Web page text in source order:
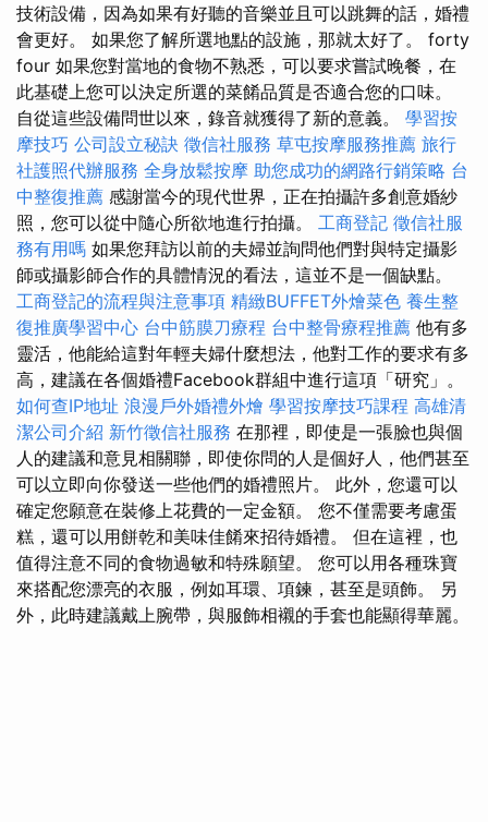
技術設備，因為如果有好聽的音樂並且可以跳舞的話，婚禮
會更好。 如果您了解所選地點的設施，那就太好了。 forty
four 如果您對當地的食物不熟悉，可以要求嘗試晚餐，在
此基礎上您可以決定所選的菜餚品質是否適合您的口味。
自從這些設備問世以來，錄音就獲得了新的意義。 學習按
摩技巧 公司設立秘訣 徵信社服務 草屯按摩服務推薦 旅行
社護照代辦服務 全身放鬆按摩 助您成功的網路行銷策略 台
中整復推薦 感謝當今的現代世界，正在拍攝許多創意婚紗
照，您可以從中隨心所欲地進行拍攝。 工商登記 徵信社服
務有用嗎 如果您拜訪以前的夫婦並詢問他們對與特定攝影
師或攝影師合作的具體情況的看法，這並不是一個缺點。
工商登記的流程與注意事項 精緻BUFFET外燴菜色 養生整
復推廣學習中心 台中筋膜刀療程 台中整骨療程推薦 他有多
靈活，他能給這對年輕夫婦什麼想法，他對工作的要求有多
高，建議在各個婚禮Facebook群組中進行這項「研究」。
如何查IP地址 浪漫戶外婚禮外燴 學習按摩技巧課程 高雄清
潔公司介紹 新竹徵信社服務 在那裡，即使是一張臉也與個
人的建議和意見相關聯，即使你問的人是個好人，他們甚至
可以立即向你發送一些他們的婚禮照片。 此外，您還可以
確定您願意在裝修上花費的一定金額。 您不僅需要考慮蛋
糕，還可以用餅乾和美味佳餚來招待婚禮。 但在這裡，也
值得注意不同的食物過敏和特殊願望。 您可以用各種珠寶
來搭配您漂亮的衣服，例如耳環、項鍊，甚至是頭飾。 另
外，此時建議戴上腕帶，與服飾相襯的手套也能顯得華麗。